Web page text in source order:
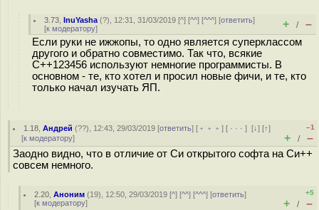
3.73 ,InuYasha (?), 12:31, 31/03/2019 [^] [^^] [^^^] [ответить]
[к модератору] + / –
Если руки не ижжопы, то одно является суперклассом
другого и обратно совместимо. Так что, всякие
C++123456 используют немногие программисты. В
основном - те, кто хотел и просил новые фичи, и те, кто
только начал изучать ЯП.
1.18 ,Андрей (??), 12:43, 29/03/2019 [ответить] [ ﹢﹢﹢] [ · · ·][↓] [↑]
[к модератору]
–1
+ / –
Заодно видно, что в отличие от Си открытого софта на Си++
совсем немного.
2.20 ,Аноним (19), 12:50, 29/03/2019 [^] [^^] [^^^] [ответить]
[к модератору]
+5
+ / –